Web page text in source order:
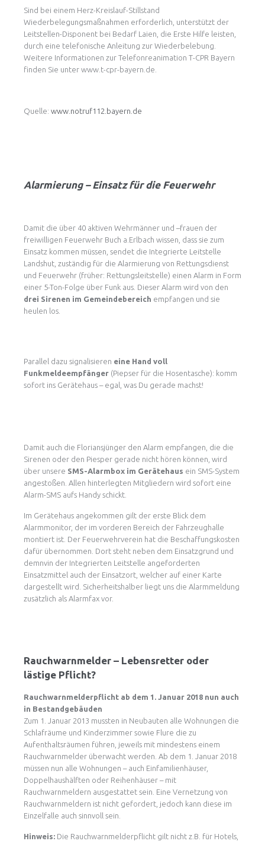
Sind bei einem Herz-Kreislauf-Stillstand
Wiederbelegungsmaßnahmen erforderlich, unterstützt der
Leitstellen-Disponent bei Bedarf Laien, die Erste Hilfe leisten,
durch eine telefonische Anleitung zur Wiederbelebung.
Weitere Informationen zur Telefonreanimation T-CPR Bayern
finden Sie unter www.t-cpr-bayern.de.
Quelle: www.notruf112.bayern.de
Alarmierung – Einsatz für die Feuerwehr
Damit die über 40 aktiven Wehrmänner und –frauen der
freiwilligen Feuerwehr Buch a.Erlbach wissen, dass sie zum
Einsatz kommen müssen, sendet die Integrierte Leitstelle
Landshut, zuständig für die Alarmierung von Rettungsdienst
und Feuerwehr (früher: Rettungsleitstelle) einen Alarm in Form
einer 5-Ton-Folge über Funk aus. Dieser Alarm wird von den
drei Sirenen im Gemeindebereich empfangen und sie
heulen los.
Parallel dazu signalisieren eine Hand voll
Funkmeldeempfänger (Piepser für die Hosentasche): komm
sofort ins Gerätehaus – egal, was Du gerade machst!
Damit auch die Floriansjünger den Alarm empfangen, die die
Sirenen oder den Piesper gerade nicht hören können, wird
über unsere SMS-Alarmbox im Gerätehaus ein SMS-System
angestoßen. Allen hinterlegten Mitgliedern wird sofort eine
Alarm-SMS aufs Handy schickt.
Im Gerätehaus angekommen gilt der erste Blick dem
Alarmmonitor, der im vorderen Bereich der Fahrzeughalle
montiert ist. Der Feuerwehrverein hat die Beschaffungskosten
dafür übernommen. Dort steht neben dem Einsatzgrund und
demnvin der Integrierten Leitstelle angeforderten
Einsatzmittel auch der Einsatzort, welcher auf einer Karte
dargestellt wird. Sicherheitshalber liegt uns die Alarmmeldung
zusätzlich als Alarmfax vor.
Rauchwarnmelder – Lebensretter oder
lästige Pflicht?
Rauchwarnmelderpflicht ab dem 1. Januar 2018 nun auch
in Bestandgebäuden
Zum 1. Januar 2013 mussten in Neubauten alle Wohnungen die
Schlafräume und Kinderzimmer sowie Flure die zu
Aufenthaltsräumen führen, jeweils mit mindestens einem
Rauchwarnmelder überwacht werden. Ab dem 1. Januar 2018
müssen nun alle Wohnungen – auch Einfamilienhäuser,
Doppelhaushälften oder Reihenhäuser – mit
Rauchwarnmeldern ausgestattet sein. Eine Vernetzung von
Rauchwarnmeldern ist nicht gefordert, jedoch kann diese im
Einzelfalle auch sinnvoll sein.
Hinweis: Die Rauchwarnmelderpflicht gilt nicht z.B. für Hotels,